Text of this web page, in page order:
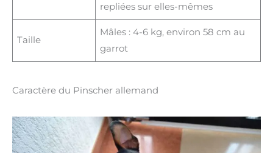
repliées sur elles-mêmes
Taille
Mâles : 4-6 kg, environ 58 cm au
garrot
Caractère du Pinscher allemand